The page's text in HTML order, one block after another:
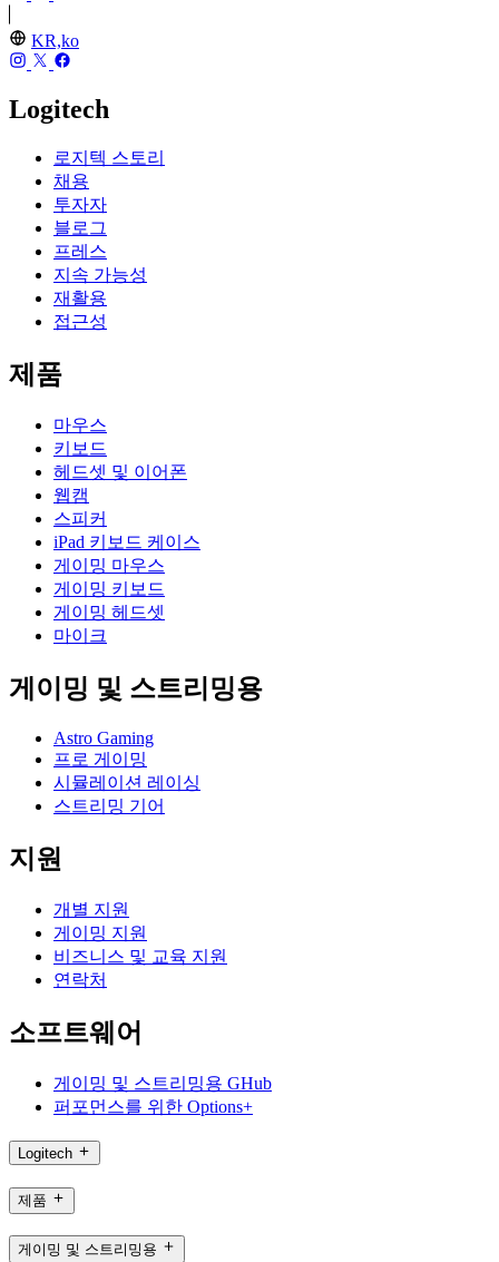
KR,ko
Logitech
로지텍 스토리
채용
투자자
블로그
프레스
지속 가능성
재활용
접근성
제품
마우스
키보드
헤드셋 및 이어폰
웹캠
스피커
iPad 키보드 케이스
게이밍 마우스
게이밍 키보드
게이밍 헤드셋
마이크
게이밍 및 스트리밍용
Astro Gaming
프로 게이밍
시뮬레이션 레이싱
스트리밍 기어
지원
개별 지원
게이밍 지원
비즈니스 및 교육 지원
연락처
소프트웨어
게이밍 및 스트리밍용 GHub
퍼포먼스를 위한 Options+
Logitech
제품
게이밍 및 스트리밍용